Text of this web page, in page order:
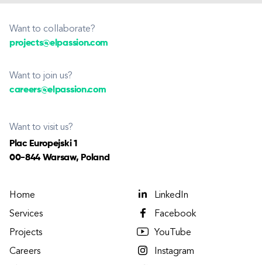
Want to collaborate?
projects@elpassion.com
Want to join us?
careers@elpassion.com
Want to visit us?
Plac Europejski 1
00-844 Warsaw, Poland
Home
Services
Projects
Careers
LinkedIn
Facebook
YouTube
Instagram